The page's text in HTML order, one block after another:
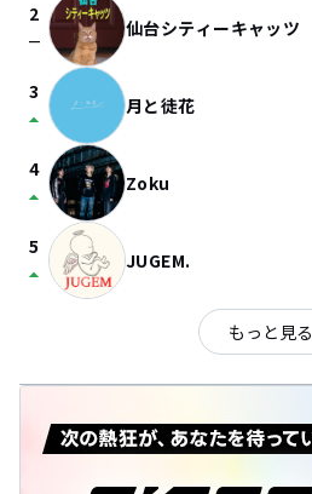
2
check_indeterminate_small 仙台シティーキャッツ
3
arrow_drop_up 月と徒花
4
arrow_drop_up Zoku
5
arrow_drop_up JUGEM.
もっと見る